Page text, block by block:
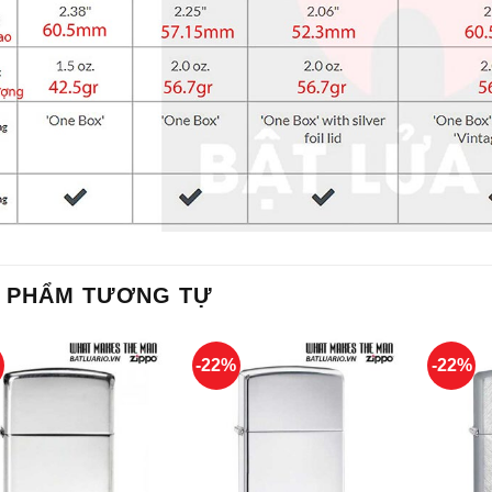
PHẨM TƯƠNG TỰ
-22% -22%